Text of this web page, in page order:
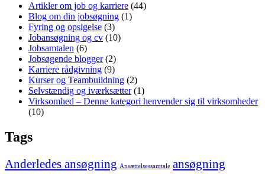
Artikler om job og karriere (44)
Blog om din jobsøgning (1)
Fyring og opsigelse (3)
Jobansøgning og cv (10)
Jobsamtalen (6)
Jobsøgende blogger(2)
Karriere rådgivning (9)
Kurser og Teambuildning (2)
Selvstændig og iværksætter(1)
Virksomhed – Denne kategori henvender sig til virksomheder
(10)
Tags
Anderledes ansøgning Ansættelsessamtale ansøgning